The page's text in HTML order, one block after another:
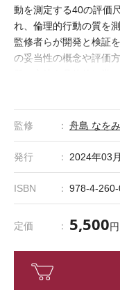
動を測定する40の評価
れ、倫理的行動の質を
監修者らが開発と検証
の妥当性の概念や評価
発の方法を具体的に学
監修 舟島 なをみ
発行 2024年03月
ISBN 978-4-
定価 5,500